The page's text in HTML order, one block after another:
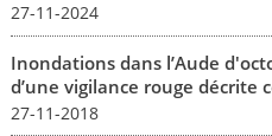
27-11-2024
Inondations dans l’Aude
d’une vigilance rouge décrite
27-11-2018